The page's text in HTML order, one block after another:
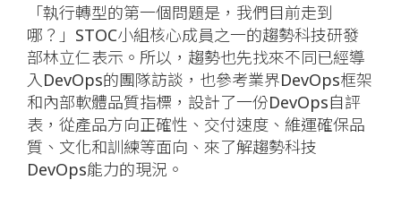
「執行轉型的第一個問題是，我們目前走到
哪？」STOC小組核心成員之一的趨勢科技研發
部林立仁表示。所以，趨勢也先找來不同已經導
入DevOps的團隊訪談，也參考業界DevOps框架
和內部軟體品質指標，設計了一份DevOps自評
表，從產品方向正確性、交付速度、維運確保品
質、文化和訓練等面向、來了解趨勢科技
DevOps能力的現況。